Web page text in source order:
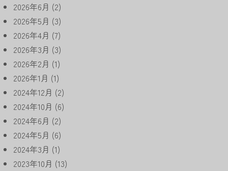
2026年6月 (2)
2026年5月 (3)
2026年4月 (7)
2026年3月 (3)
2026年2月 (1)
2026年1月 (1)
2024年12月 (2)
2024年10月 (6)
2024年6月 (2)
2024年5月 (6)
2024年3月 (1)
2023年10月 (13)